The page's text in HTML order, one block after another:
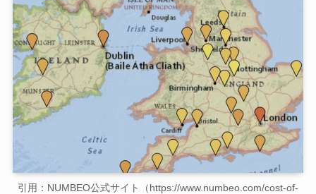
引用：NUMBEO公式サイト（https://www.numbeo.com/cost-of-